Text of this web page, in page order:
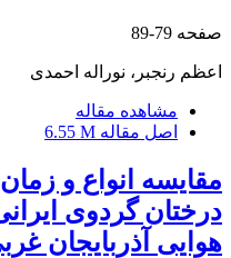
صفحه 79-89
اعظم رنجبر، نوراله احمدی
مشاهده مقاله
اصل مقاله 6.55 M
مقایسه انواع و
درختان گردوی
هوایی آذربایجان